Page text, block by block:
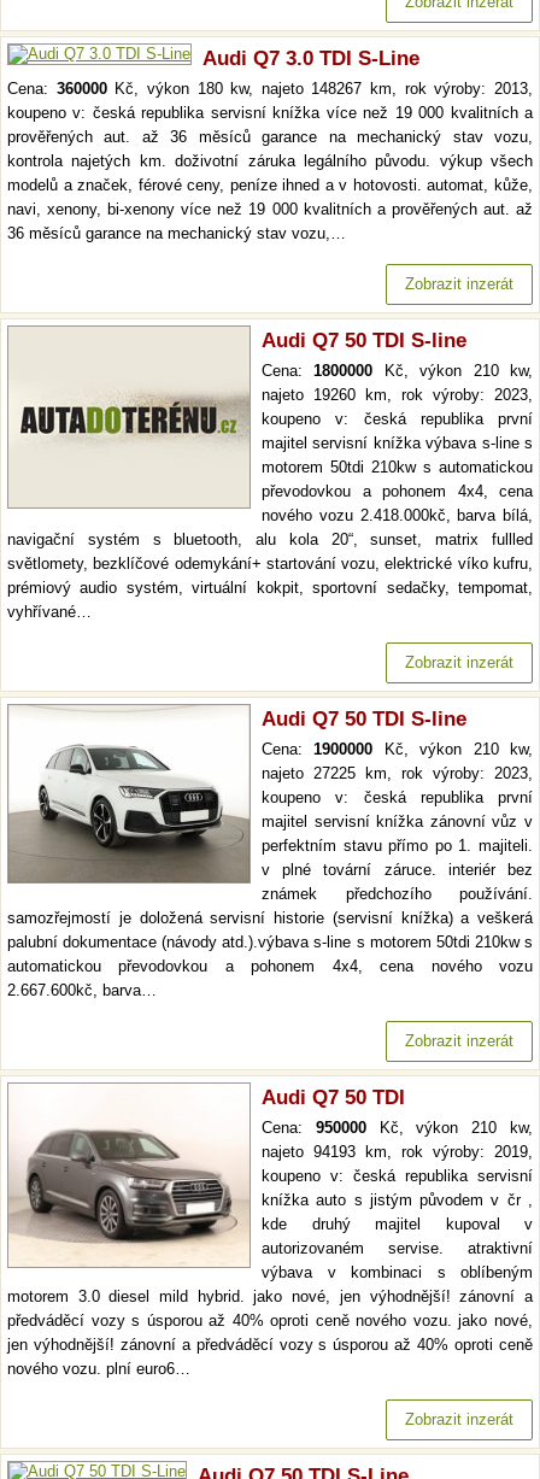
Audi Q7 3.0 TDI S-Line
Cena: 360000Kč, výkon 180 kw, najeto 148267 km, rok výroby: 2013,
koupeno v: česká republika servisní knížka více než 19 000 kvalitních a
prověřených aut. až 36 měsíců garance na mechanický stav vozu,
kontrola najetých km. doživotní záruka legálního původu. výkup všech
modelů a značek, férové ceny, peníze ihned a v hotovosti. automat, kůže,
navi, xenony, bi-xenony více než 19 000 kvalitních a prověřených aut. až
36 měsíců garance na mechanický stav vozu,…
Zobrazit inzerát
Audi Q7 50 TDI S-line
Cena:1800000 Kč, výkon 210 kw,
najeto 19260 km, rok výroby: 2023,
koupeno v: česká republika první
majitel servisní knížka výbava s-line s
motorem 50tdi 210kw s automatickou
převodovkou a pohonem 4x4, cena
nového vozu 2.418.000kč, barva bílá,
navigační systém s bluetooth, alu kola 20“, sunset, matrix fullled
světlomety, bezklíčové odemykání+ startování vozu, elektrické víko kufru,
prémiový audio systém, virtuální kokpit, sportovní sedačky, tempomat,
vyhřívané…
Zobrazit inzerát
Audi Q7 50 TDI S-line
Cena:1900000 Kč, výkon 210 kw,
najeto 27225 km, rok výroby: 2023,
koupeno v: česká republika první
majitel servisní knížka zánovní vůz v
perfektním stavu přímo po 1. majiteli.
v plné tovární záruce. interiér bez
známek předchozího používání.
samozřejmostí je doložená servisní historie (servisní knížka) a veškerá
palubní dokumentace (návody atd.).výbava s-line s motorem 50tdi 210kw s
automatickou převodovkou a pohonem 4x4, cena nového vozu
2.667.600kč, barva…
Zobrazit inzerát
Audi Q7 50 TDI
Cena: 950000Kč, výkon 210 kw,
najeto 94193 km, rok výroby: 2019,
koupeno v: česká republika servisní
knížka auto s jistým původem v čr ,
kde druhý majitel kupoval v
autorizovaném servise. atraktivní
výbava v kombinaci s oblíbeným
motorem 3.0 diesel mild hybrid. jako nové, jen výhodnější! zánovní a
předváděcí vozy s úsporou až 40% oproti ceně nového vozu. jako nové,
jen výhodnější! zánovní a předváděcí vozy s úsporou až 40% oproti ceně
nového vozu. plní euro6…
Zobrazit inzerát